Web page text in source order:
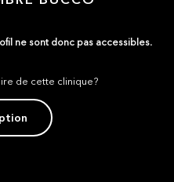
ne sont donc pas accessibles.
de cette clinique?